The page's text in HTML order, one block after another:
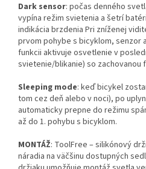
Dark sensor: počas denného
vypína režim svietenia a šetrí
indikácia brzdenia Pri zníženej
prvom pohybe s bicyklom, senzor
funkcii aktivuje osvetlenie v
svietenie/blikanie) so zachovanou
Sleeping mode: keď bicykel
tom cez deň alebo v noci), po
automaticky prepne do režimu
až do 1. pohybu s bicyklom.
MONTÁŽ: ToolFree – silikónový
náradia na väčšinu dostupných